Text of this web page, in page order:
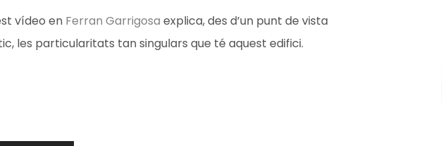
vídeo en Ferran Garrigosa explica, des d’un punt de vista
les particularitats tan singulars que té aquest edifici.